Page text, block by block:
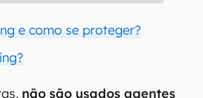
e como se proteger?
não são usados agentes